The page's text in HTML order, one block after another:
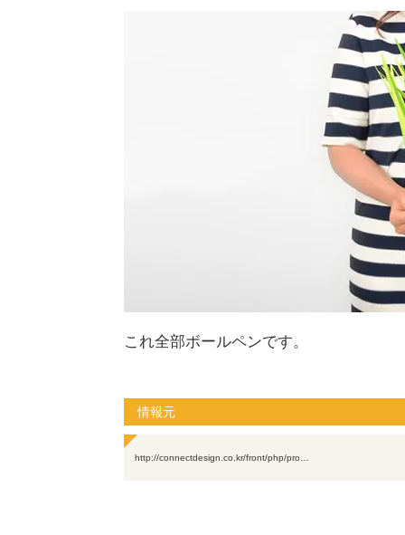
これ全部ボールペンです。
情報元
http://connectdesign.co.kr/front/php/pro…